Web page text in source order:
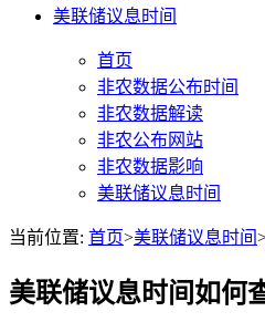
美联储议息时间
首页
非农数据公布时间
非农数据解读
非农公布网站
非农数据影响
美联储议息时间
当前位置: 首页>美联储议息时间
美联储议息时间如何